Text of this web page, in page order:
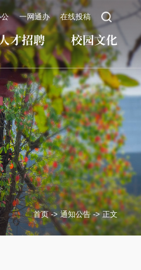
一网通办 在线投稿
才招聘 校园文化
首页-> 通知公告->正文